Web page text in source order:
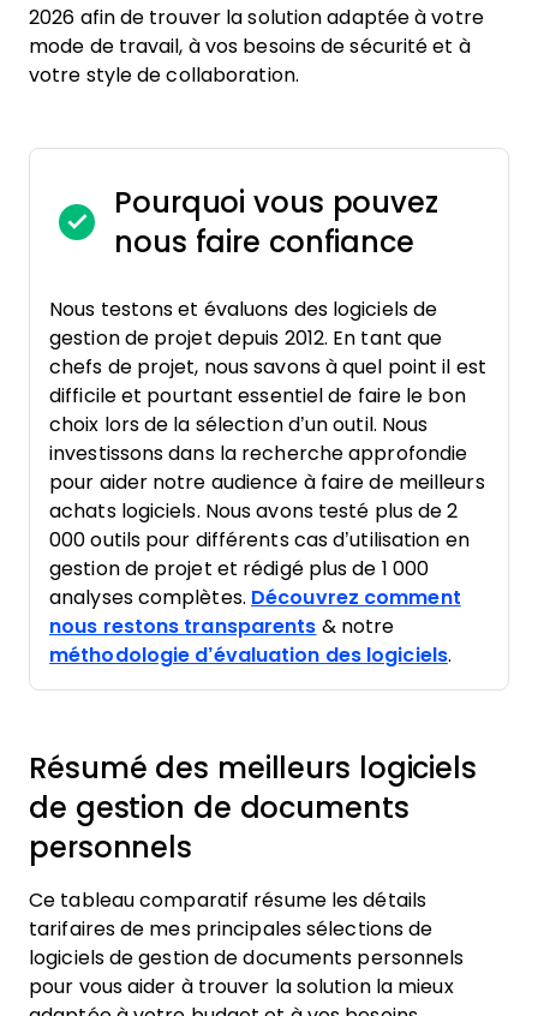
2026 afin de trouver la solution adaptée à votre
mode de travail, à vos besoins de sécurité et à
votre style de collaboration.
Pourquoi vous pouvez
nous faire confiance
Nous testons et évaluons des logiciels de
gestion de projet depuis 2012. En tant que
chefs de projet, nous savons à quel point il est
difficile et pourtant essentiel de faire le bon
choix lors de la sélection d’un outil. Nous
investissons dans la recherche approfondie
pour aider notre audience à faire de meilleurs
achats logiciels. Nous avons testé plus de 2
000 outils pour différents cas d’utilisation en
gestion de projet et rédigé plus de 1 000
analyses complètes. Découvrez comment
nous restons transparents & notre
méthodologie d’évaluation des logiciels.
Résumé des meilleurs logiciels
de gestion de documents
personnels
Ce tableau comparatif résume les détails
tarifaires de mes principales sélections de
logiciels de gestion de documents personnels
pour vous aider à trouver la solution la mieux